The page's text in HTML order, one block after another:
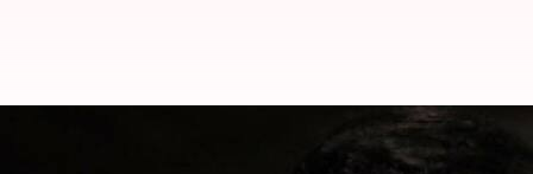
விபத்தில் சிக்கிய